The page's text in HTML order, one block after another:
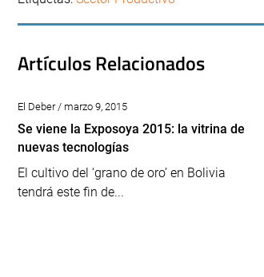
Artículos Relacionados
El Deber / marzo 9, 2015
Se viene la Exposoya 2015: la vitrina de
nuevas tecnologías
El cultivo del ‘grano de oro’ en Bolivia
tendrá este fin de...